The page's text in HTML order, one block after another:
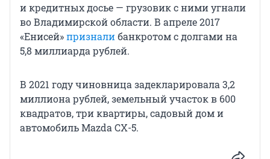
и кредитных досье — грузовик с ними угнали
во Владимирской области. В апреле 2017
«Енисей»призналибанкротом с долгами на
5,8 миллиарда рублей.
В 2021 году чиновница задекларировала 3,2
миллиона рублей, земельный участок в 600
квадратов, три квартиры, садовый дом и
автомобиль Mazda CX-5.